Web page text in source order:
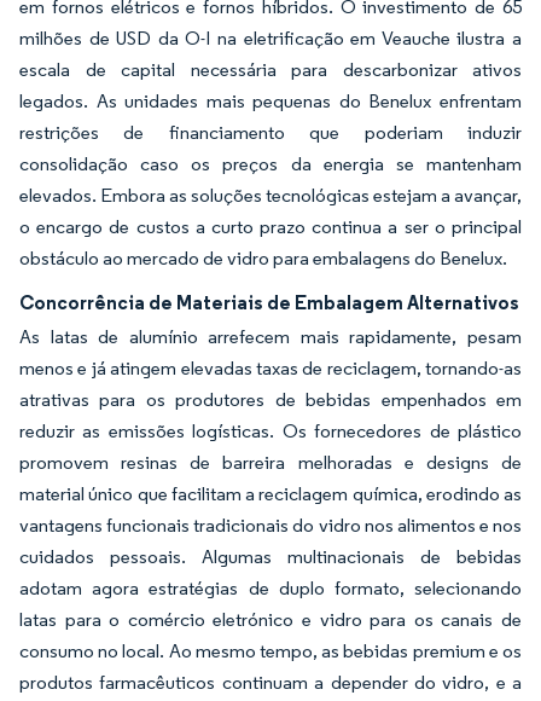
em fornos elétricos e fornos híbridos. O investimento de 65
milhões de USD da O-I na eletrificação em Veauche ilustra a
escala de capital necessária para descarbonizar ativos
legados. As unidades mais pequenas do Benelux enfrentam
restrições de financiamento que poderiam induzir
consolidação caso os preços da energia se mantenham
elevados. Embora as soluções tecnológicas estejam a avançar,
o encargo de custos a curto prazo continua a ser o principal
obstáculo ao mercado de vidro para embalagens do Benelux.
Concorrência de Materiais de Embalagem Alternativos
As latas de alumínio arrefecem mais rapidamente, pesam
menos e já atingem elevadas taxas de reciclagem, tornando-as
atrativas para os produtores de bebidas empenhados em
reduzir as emissões logísticas. Os fornecedores de plástico
promovem resinas de barreira melhoradas e designs de
material único que facilitam a reciclagem química, erodindo as
vantagens funcionais tradicionais do vidro nos alimentos e nos
cuidados pessoais. Algumas multinacionais de bebidas
adotam agora estratégias de duplo formato, selecionando
latas para o comércio eletrónico e vidro para os canais de
consumo no local. Ao mesmo tempo, as bebidas premium e os
produtos farmacêuticos continuam a depender do vidro, e a